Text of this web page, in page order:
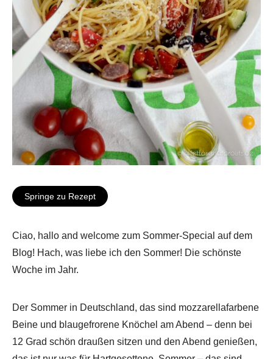
Springe zu Rezept
Ciao, hallo and welcome zum Sommer-Special auf dem
Blog! Hach, was liebe ich den Sommer! Die schönste
Woche im Jahr.
Der Sommer in Deutschland, das sind mozzarellafarbene
Beine und blaugefrorene Knöchel am Abend – denn bei
12 Grad schön draußen sitzen und den Abend genießen,